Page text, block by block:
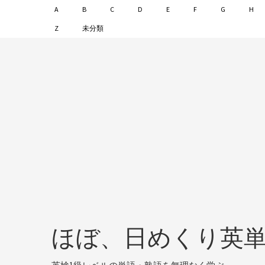
A B C D E F G H
Z 未分類
ほぼ、日めくり英